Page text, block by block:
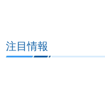
注目情報